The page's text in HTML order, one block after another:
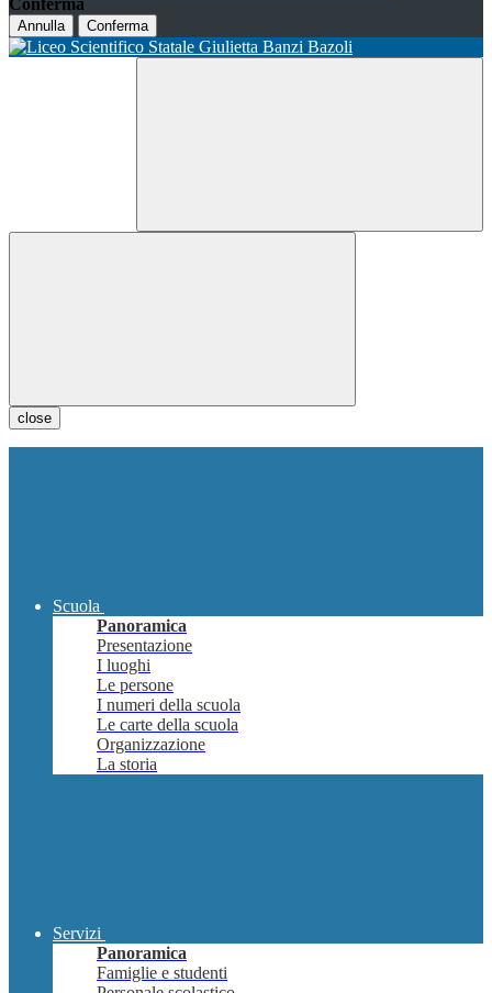
Conferma
Annulla Conferma
close
Scuola
Panoramica
Presentazione
I luoghi
Le persone
I numeri della scuola
Le carte della scuola
Organizzazione
La storia
Servizi
Panoramica
Famiglie e studenti